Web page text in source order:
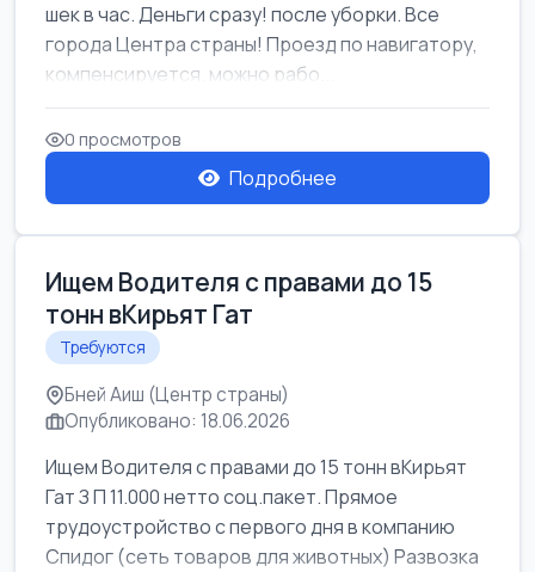
шек в час. Деньги сразу! после уборки. Все
города Центра страны! Проезд по навигатору,
компенсируется. можно рабо...
0 просмотров
Подробнее
Ищем Водителя с правами до 15
тонн вКирьят Гат
Требуются
Бней Аиш (Центр страны)
Опубликовано: 18.06.2026
Ищем Водителя с правами до 15 тонн вКирьят
Гат З П 11.000 нетто соц.пакет. Прямое
трудоустройство с первого дня в компанию
Спидог (сеть товаров для животных) Развозка